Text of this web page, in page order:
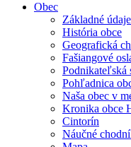
Obec
Základné
História obce
Geografická
Fašiangové
Podnikateľská
Pohľadnica
Naša obec v
Kronika obce
Cintorín
Náučné